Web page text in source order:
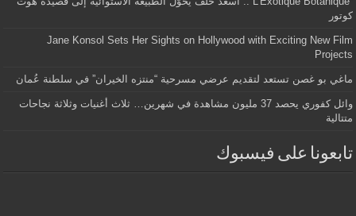
كوتور
Jane Konsol Sets Her Sights on Hollywood with Exciting New Film
Projects
ماغي بو غصن تستعد لتقديم عرضي مسرحية “منتزه الخيران” في سلطنة عُمان
وائل كفوري يحصد 37 مليون مشاهدة في شهرين… ثلاث أغنيات وثلاثة نجاحات
متتالية
تابعونا على فيسبوك